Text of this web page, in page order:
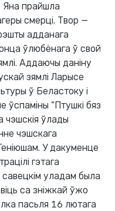
Яна прайшла
смерці. Твор —
адданага
ўлюбёнага ў свой
Аддаючы даніну
зямлі Ларысе
ў Беластоку і
“Птушкі бяз
чэшскія ўлады
чэшскага
У дакуменце
гэтага
савецкім уладам была
са зніжкай ўжо
пасьля 16 лютага